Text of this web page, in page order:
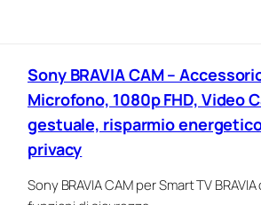
Sony BRAVIA CAM –
Microfono, 1080p FHD, Video
gestuale, risparmio
privacy
Sony BRAVIA CAM per Smart TV